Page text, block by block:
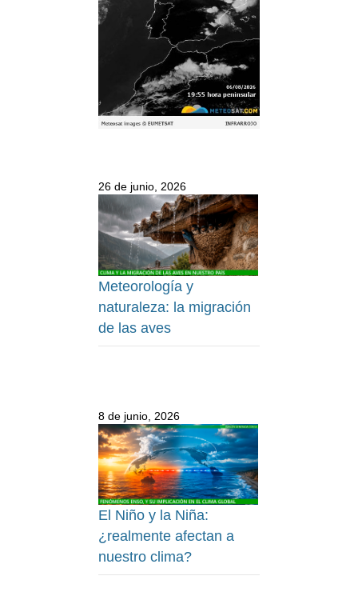
26 de junio, 2026
Meteorología y
naturaleza: la migración
de las aves
8 de junio, 2026
El Niño y la Niña:
¿realmente afectan a
nuestro clima?